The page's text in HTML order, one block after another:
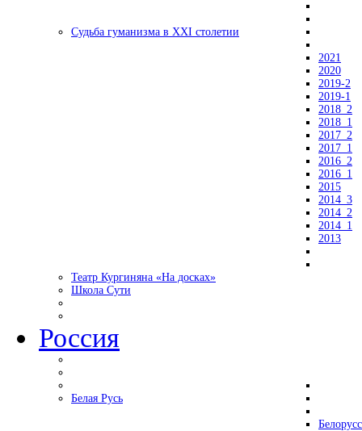
Судьба гуманизма в XXI столетии
2021
2020
2019-2
2019-1
2018_2
2018_1
2017_2
2017_1
2016_2
2016_1
2015
2014_3
2014_2
2014_1
2013
Театр Кургиняна «На досках»
Школа Сути
Россия
Белая Русь